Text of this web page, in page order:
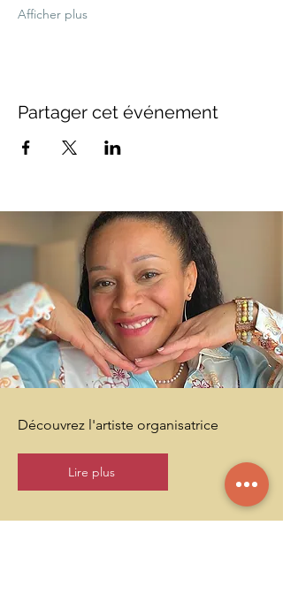
Afficher plus
Partager cet événement
Découvrez l'artiste organisatrice
Lire plus